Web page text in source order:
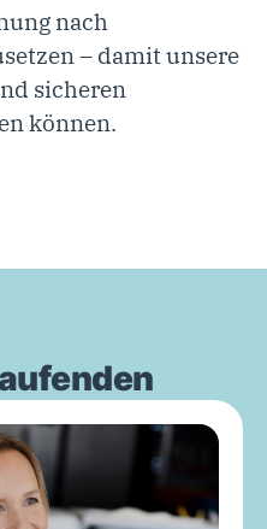
nach
– damit unsere
sicheren
können.